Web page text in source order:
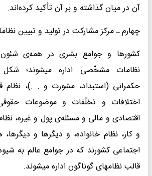
آن در میان گذاشته و بر آن تأکید کرده‌اند.
چهارم ـ مرکز مشارکت در تولید و تبیین
کشورها و جوامع بشری در همه‌ی
نظامات مشخّصی اداره میشوند؛
حکمرانی (استبداد، مشورت و . .)، نظام
اختلافات و تخلّفات و موضوعات
اقتصادی و مالی و مسئله‌ی پول و غیره،
و کار، نظام خانواده، و دیگرها و
اجتماعی کشورند که در جوامع عالم به
قالب نظامهای گوناگون اداره میشوند.